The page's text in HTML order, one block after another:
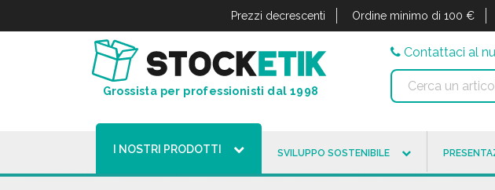
Prezzi decrescenti Ordine minimo di 100 €
Grossista per professionisti dal 1998
Contattaci al
I NOSTRI PRODOTTI SVILUPPO SOSTENIBILE